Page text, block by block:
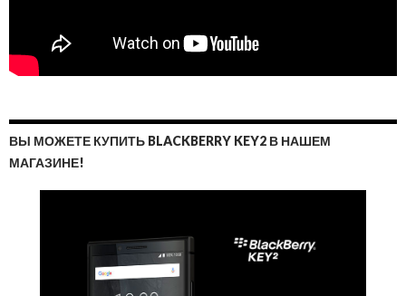
ВЫ МОЖЕТЕ КУПИТЬ BLACKBERRY KEY2 В НАШЕМ
МАГАЗИНЕ!